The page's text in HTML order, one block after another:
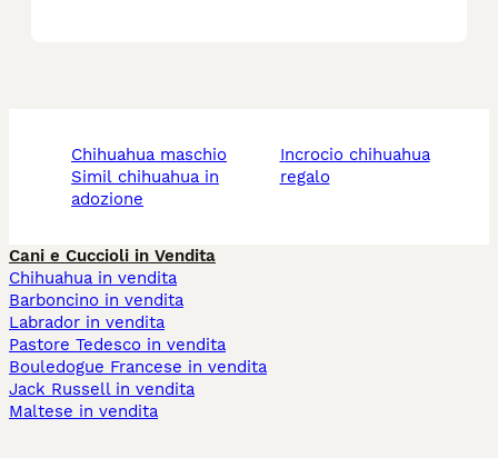
chihuahua maschio
simil chihuahua in
adozione
incrocio chihuahua
regalo
Cani e Cuccioli in Vendita
Chihuahua in vendita
Barboncino in vendita
Labrador in vendita
Pastore Tedesco in vendita
Bouledogue Francese in vendita
Jack Russell in vendita
Maltese in vendita